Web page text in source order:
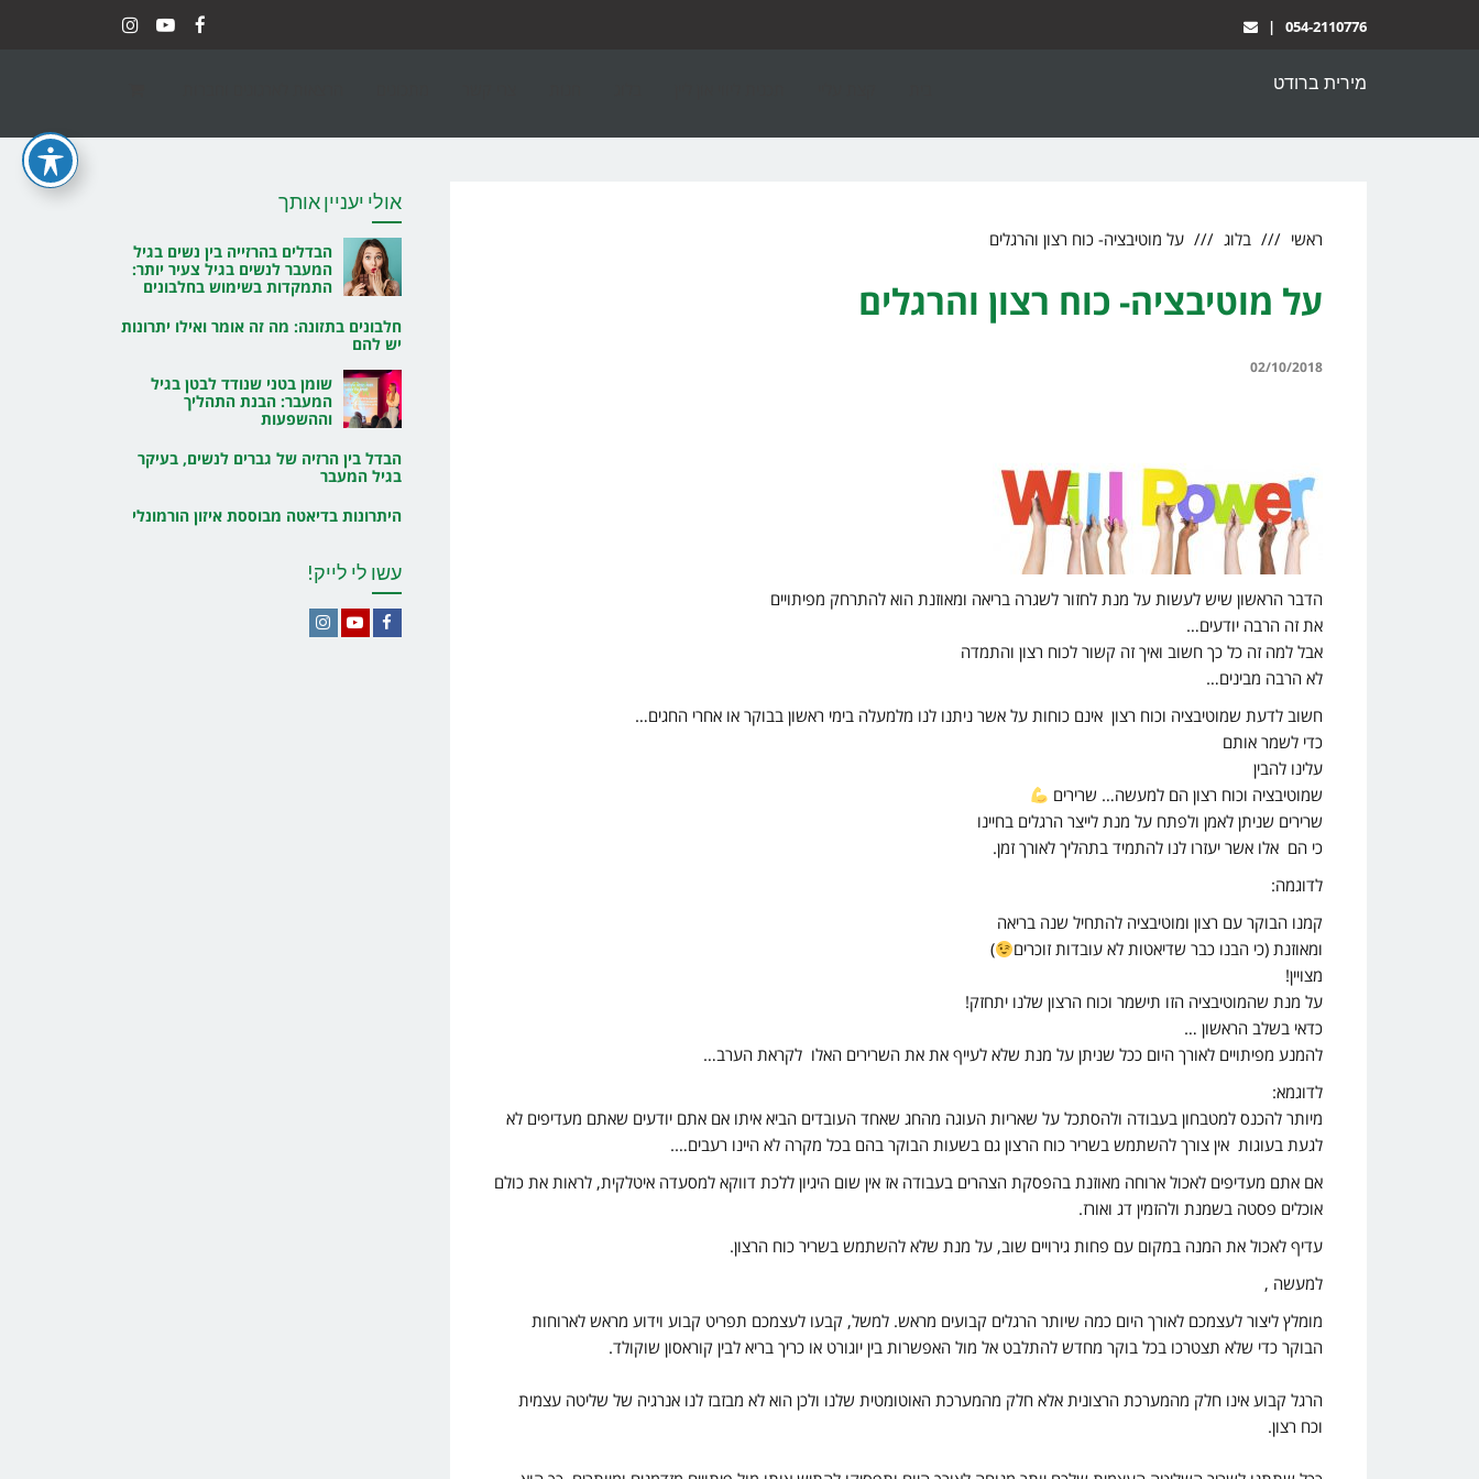
054-2110776
|
מירית ברודט
ראשי בלוג על מוטיבציה- כוח רצון והרגלים
על מוטיבציה- כוח רצון והרגלים
02/10/2018
הדבר הראשון שיש לעשות על מנת לחזור לשגרה בריאה ומאוזנת הוא להתרחק מפיתויים
את זה הרבה יודעים…
אבל למה זה כל כך חשוב ואיך זה קשור לכוח רצון והתמדה
לא הרבה מבינים…
חשוב לדעת שמוטיבציה וכוח רצון אינם כוחות על אשר ניתנו לנו מלמעלה בימי ראשון בבוקר או אחרי החגים…
כדי לשמר אותם
עלינו להבין
שמוטיבציה וכוח רצון הם למעשה… שרירים
שרירים שניתן לאמן ולפתח על מנת לייצר הרגלים בחיינו
כי הם אלו אשר יעזרו לנו להתמיד בתהליך לאורך זמן.
לדוגמה:
קמנו הבוקר עם רצון ומוטיבציה להתחיל שנה בריאה
ומאוזנת (כי הבנו כבר שדיאטות לא עובדות זוכרים
)
מצויין!
על מנת שהמוטיבציה הזו תישמר וכוח הרצון שלנו יתחזק!
כדאי בשלב הראשון …
להמנע מפיתויים לאורך היום ככל שניתן על מנת שלא לעייף את את השרירים האלו לקראת הערב…
לדוגמא:
מיותר להכנס למטבחון בעבודה ולהסתכל על שאריות העוגה מהחג שאחד העובדים הביא איתו אם אתם יודעים שאתם מעדיפים לא
לגעת בעוגות אין צורך להשתמש בשריר כוח הרצון גם בשעות הבוקר בהם בכל מקרה לא היינו רעבים….
אם אתם מעדיפים לאכול ארוחה מאוזנת בהפסקת הצהרים בעבודה אז אין שום היגיון ללכת דווקא למסעדה איטלקית, לראות את כולם
אוכלים פסטה בשמנת ולהזמין דג ואורז.
עדיף לאכול את המנה במקום עם פחות גירויים שוב, על מנת שלא להשתמש בשריר כוח הרצון.
למעשה ,
‏מומלץ ליצור לעצמכם לאורך היום כמה שיותר הרגלים קבועים מראש. למשל, קבעו לעצמכם תפריט קבוע וידוע מראש לארוחות
הבוקר כדי שלא תצטרכו בכל בוקר מחדש להתלבט אל מול האפשרות בין יוגורט או כריך בריא לבין קוראסון שוקולד.
‏הרגל קבוע אינו חלק מהמערכת הרצונית אלא חלק מהמערכת האוטומטית שלנו ולכן הוא לא מבזבז לנו אנרגיה של שליטה עצמית
וכח רצון.
אולי יעניין אותך
הבדלים בהרזייה בין נשים בגיל
המעבר לנשים בגיל צעיר יותר:
התמקדות בשימוש בחלבונים
חלבונים בתזונה: מה זה אומר ואילו יתרונות
יש להם
שומן בטני שנודד לבטן בגיל
המעבר: הבנת התהליך
וההשפעות
הבדל בין הרזיה של גברים לנשים, בעיקר
בגיל המעבר
היתרונות בדיאטה מבוססת איזון הורמונלי
עשו לי לייק!